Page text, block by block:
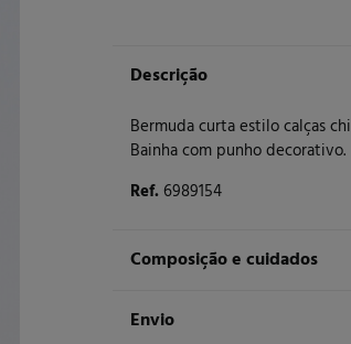
Descrição
Bermuda curta estilo calças
Bainha com punho decorativo.
Ref. 6989154
Composição e cuidados
Composição
Envio